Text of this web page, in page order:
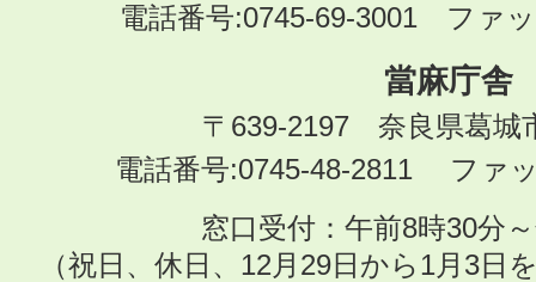
電話番号:0745-69-3001 ファ
當麻庁舎
〒639-2197 奈良県葛城
電話番号:0745-48-2811 ファ
窓口受付：午前8時30分
（祝日、休日、12月29日から1月3日